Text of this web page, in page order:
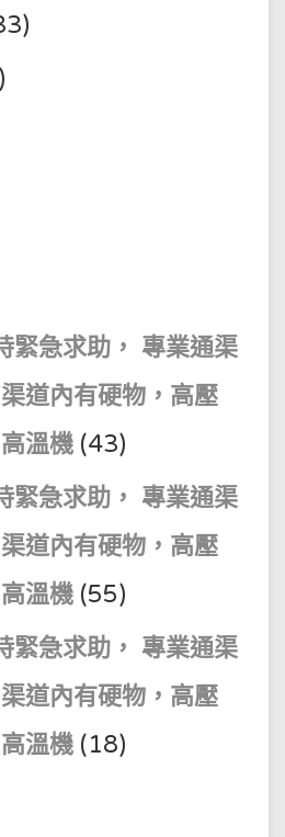
緊急求助， 專業通渠
道內有硬物，高壓
溫機 (43)
緊急求助， 專業通渠
道內有硬物，高壓
溫機 (55)
緊急求助， 專業通渠
道內有硬物，高壓
溫機 (18)